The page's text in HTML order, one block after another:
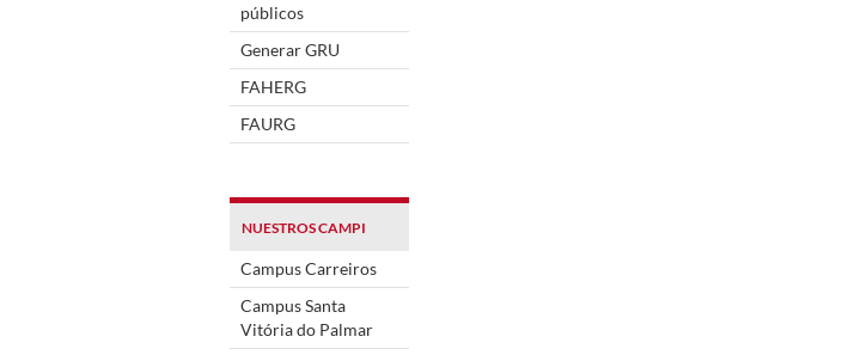
públicos
Generar GRU
FAHERG
FAURG
NUESTROS CAMPI
Campus Carreiros
Campus Santa
Vitória do Palmar